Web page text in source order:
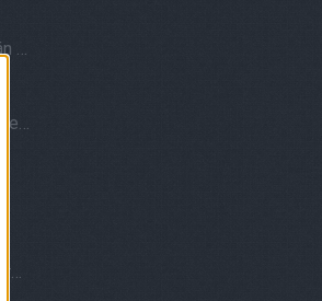
A vegetarianizmus és vegán életmód elterjedtsége
Hogyan fotózom az ételeimet?
Vegetáriánus és vegán éttermek, házhozszállítás